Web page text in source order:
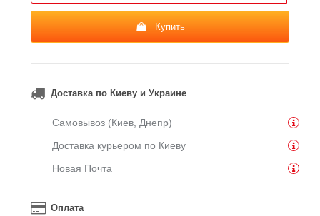
Купить
Доставка по Киеву и Украине
Самовывоз (Киев, Днепр)
Доставка курьером по Киеву
Новая Почта
Оплата